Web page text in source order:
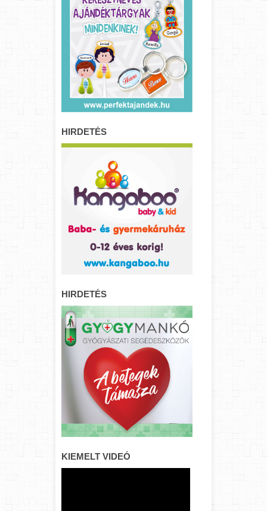
HIRDETÉS
HIRDETÉS
KIEMELT VIDEÓ